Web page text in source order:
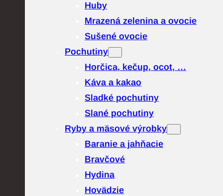
Huby
Mrazená zelenina a ovocie
Sušené ovocie
Pochutiny
Horčica, kečup, ocot, …
Káva a kakao
Sladké pochutiny
Slané pochutiny
Ryby a mäsové výrobky
Baranie a jahňacie
Bravčové
Hydina
Hovädzie